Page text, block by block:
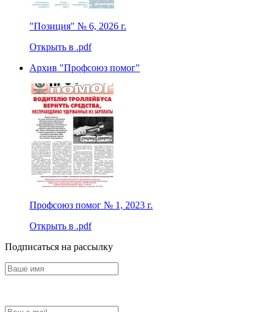
"Позиция" № 6, 2026 г.
Открыть в .pdf
Архив "Профсоюз помог"
Профсоюз помог № 1, 2023 г.
Открыть в .pdf
Подписаться на рассылку